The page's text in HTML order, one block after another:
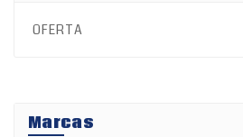
OFERTA
Marcas